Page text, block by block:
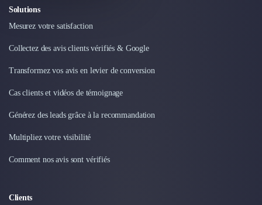
Bureaux d'Entreprise
Déménagement
Logistique
Traduction
Conception & Aménagement de Bureaux
Développement à l'international
Autres
Gestion Immobilière
Solutions
Mesurez votre satisfaction
Collectez des avis clients vérifiés & Google
Transformez vos avis en levier de conversion
Cas clients et vidéos de témoignage
Générez des leads grâce à la recommandation
Multipliez votre visibilité
Comment nos avis sont vérifiés
Clients